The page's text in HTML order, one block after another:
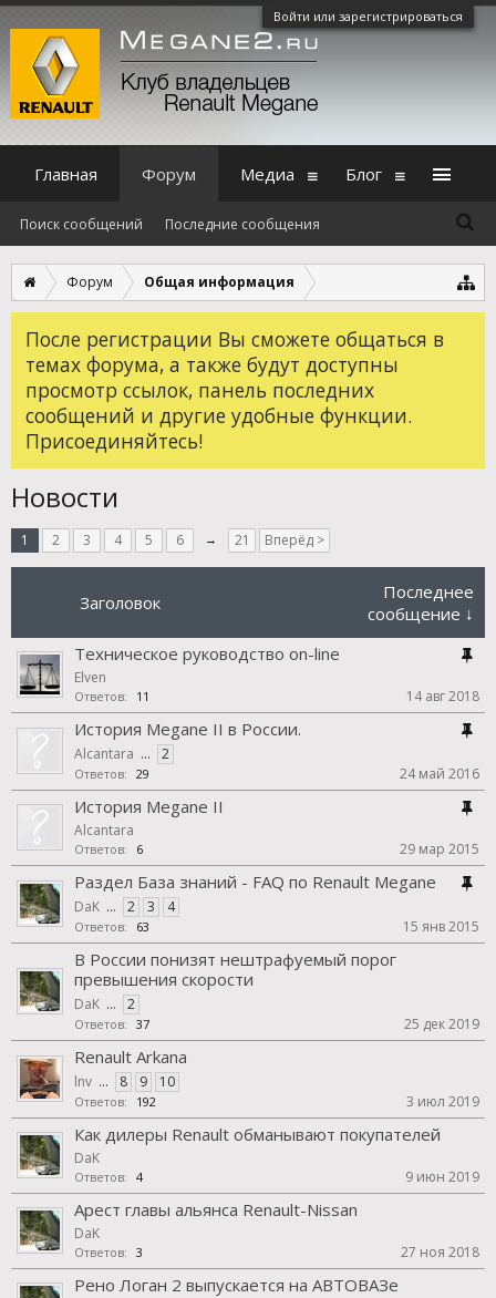
Войти или зарегистрироваться
Форум Общая информация
После регистрации Вы сможете общаться в
темах форума, а также будут доступны
просмотр ссылок, панель последних
сообщений и другие удобные функции.
Присоединяйтесь!
Новости
1 2 3 4 5 6 → 21 Вперёд >
Заголовок
Последнее
сообщение ↓
Техническое руководство on-line
Elven
Ответов: 11 14 авг 2018
История Megane II в России.
Alcantara ... 2
Ответов: 29 24 май 2016
История Megane II
Alcantara
Ответов: 6 29 мар 2015
Раздел База знаний - FAQ по Renault Megane
DaK ... 2 3 4
Ответов: 63 15 янв 2015
В России понизят нештрафуемый порог
превышения скорости
DaK ... 2
Ответов: 37 25 дек 2019
Renault Arkana
lnv ... 8 9 10
Ответов: 192 3 июл 2019
Как дилеры Renault обманывают покупателей
DaK
Ответов: 4 9 июн 2019
Арест главы альянса Renault-Nissan
DaK
Ответов: 3 27 ноя 2018
Рено Логан 2 выпускается на АВТОВАЗе
Главная Форум
Поиск сообщений Последние сообщения
Медиа Блог